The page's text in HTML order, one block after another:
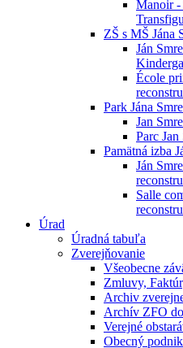
Manoir -
ZŠ s MŠ Jána
Ján
École
Park Jána
Jan
Parc Jan
Pamätná izba
Ján
Salle
Úrad
Úradná tabuľa
Zverejňovanie
Všeobecne
Zmluvy,
Archiv
Archív ZFO
Verejné
Obecný